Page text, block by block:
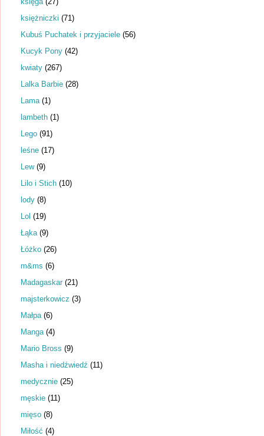
księżniczki (71)
Kubuś Puchatek i przyjaciele (56)
Kucyk Pony (42)
kwiaty (267)
Lalka Barbie (28)
Lama (1)
lambeth (1)
Lego (91)
leśne (17)
Lew (9)
Lilo i Stich (10)
lody (8)
Lol (19)
Łąka (9)
Łóżko (26)
m&ms (6)
Madagaskar (21)
majsterkowicz (3)
Małpa (6)
Manga (4)
Mario Bross (9)
Masha i niedźwiedź (11)
medycznie (25)
męskie (11)
mięso (8)
Miłość (4)